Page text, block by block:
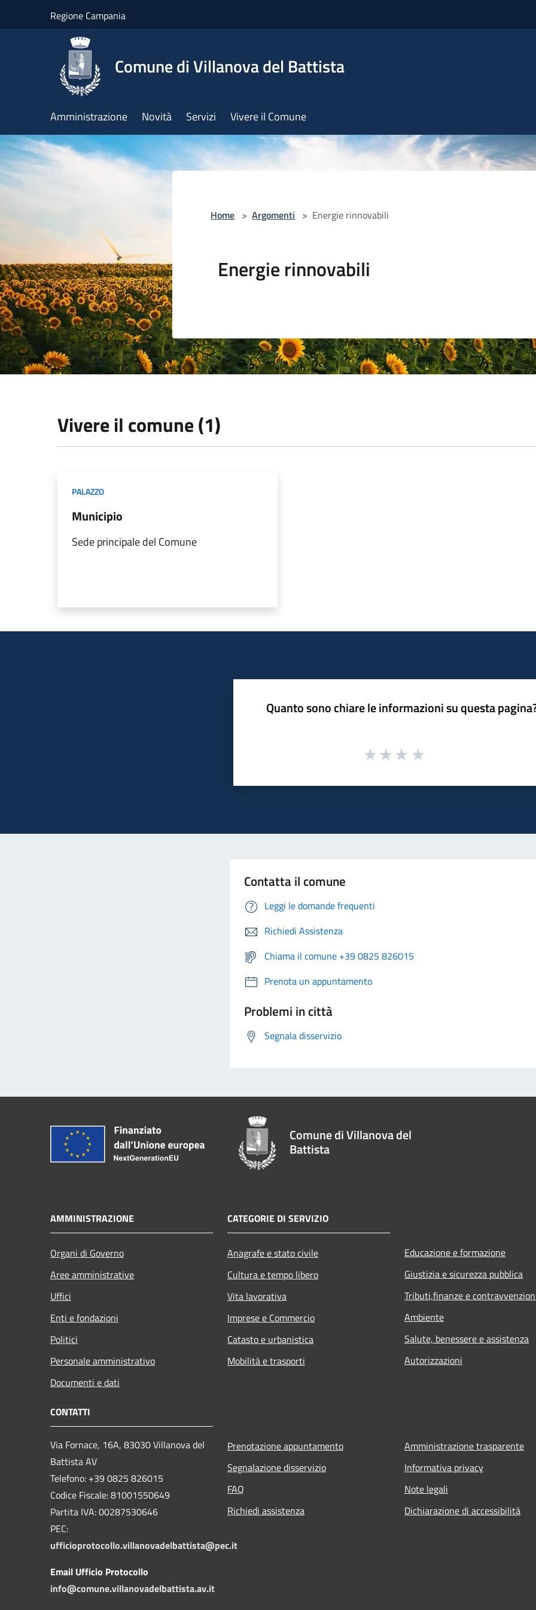
Regione Campania
Comune di Villanova del Battista
Amministrazione Novità Servizi Vivere il Comune
Home > Argomenti > Energie rinnovabili
Energie rinnovabili
Vivere il comune (1)
PALAZZO
Municipio
Sede principale del Comune
Quanto sono chiare le informazioni su questa
Contatta il comune
Leggi le domande frequenti
Richiedi Assistenza
Chiama il comune +39 0825 826015
Prenota un appuntamento
Problemi in città
Segnala disservizio
Comune di Villanova del
Battista
AMMINISTRAZIONE
Organi di Governo
Aree amministrative
Uffici
Enti e fondazioni
Politici
Personale amministrativo
Documenti e dati
CATEGORIE DI SERVIZIO
Anagrafe e stato civile
Cultura e tempo libero
Vita lavorativa
Imprese e Commercio
Catasto e urbanistica
Mobilità e trasporti
Educazione e formazione
Giustizia e sicurezza pubblica
Tributi,finanze e
Ambiente
Salute, benessere e assistenza
Autorizzazioni
CONTATTI
Via Fornace, 16A, 83030 Villanova del
Battista AV
Telefono: +39 0825 826015
Codice Fiscale: 81001550649
Partita IVA: 00287530646
PEC:
ufficioprotocollo.villanovadelbattista@pec.it
Email Ufficio Protocollo
info@comune.villanovadelbattista.av.it
Prenotazione appuntamento
Segnalazione disservizio
FAQ
Richiedi assistenza
Amministrazione trasparente
Informativa privacy
Note legali
Dichiarazione di accessibilità